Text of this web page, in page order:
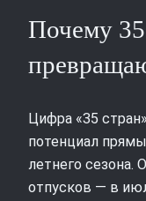
Почему
Цифра «35
потенциал
летнего сезона.
отпусков — в